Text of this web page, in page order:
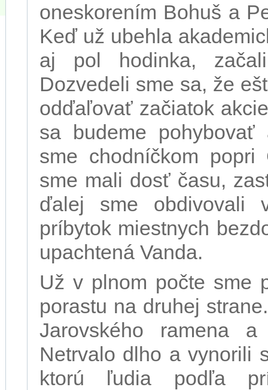
oneskorením Bohuš a
Keď už ubehla
aj pol hodinka,
Dozvedeli sme sa, že
odďaľovať začiatok
sa budeme pohybovať
sme chodníčkom popri
sme mali dosť času,
ďalej sme obdivovali
príbytok miestnych
upachtená Vanda.
Už v plnom počte sme
porastu na druhej
Jarovského ramena
Netrvalo dlho a vynorili
ktorú ľudia podľa